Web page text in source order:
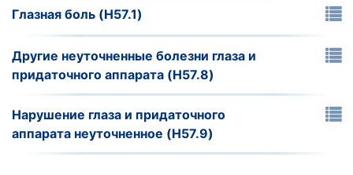
Глазная боль (H57.1)
Другие неуточненные болезни глаза и
придаточного аппарата (H57.8)
Нарушение глаза и придаточного
аппарата неуточненное (H57.9)